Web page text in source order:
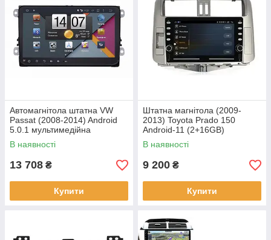
Автомагнітола штатна VW
Passat (2008-2014) Android
5.0.1 мультимедійна
магнітола на фольсфаген
пасат
В наявності
13 708 ₴
Купити
Штатна магнітола (2009-
2013) Toyota Prado 150
Android-11 (2+16GB)
В наявності
9 200 ₴
Купити